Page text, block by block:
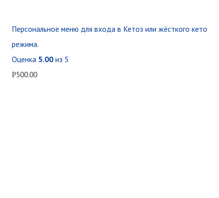
Персональное меню для входа в Кетоз или жёсткого кето
режима.
Оценка 5.00из 5
Р500.00